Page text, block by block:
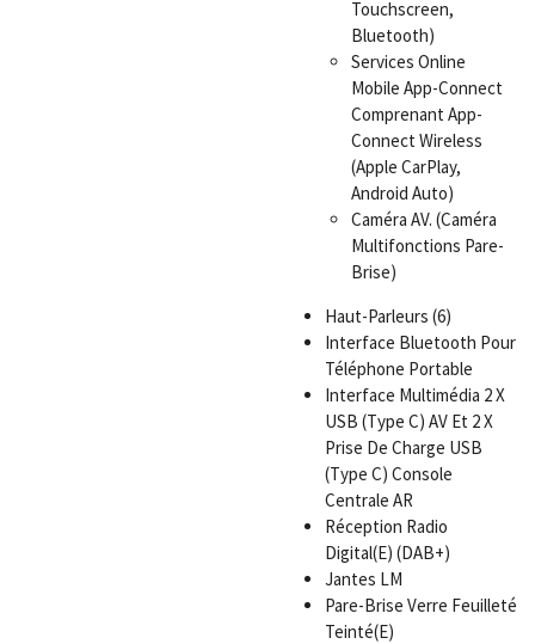
Touchscreen,
Bluetooth)
Services Online
Mobile App-Connect
Comprenant App-
Connect Wireless
(Apple CarPlay,
Android Auto)
Caméra AV. (Caméra
Multifonctions Pare-
Brise)
Haut-Parleurs (6)
Interface Bluetooth Pour
Téléphone Portable
Interface Multimédia 2 X
USB (Type C) AV Et 2 X
Prise De Charge USB
(Type C) Console
Centrale AR
Réception Radio
Digital(E) (DAB+)
Jantes LM
Pare-Brise Verre Feuilleté
Teinté(E)